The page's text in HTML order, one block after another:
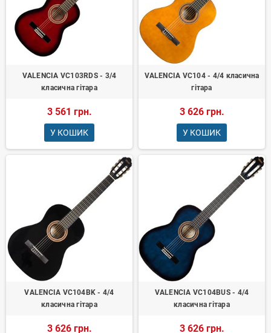
VALENCIA VC103RDS - 3/4
класична гітара
3 561 грн.
У КОШИК
VALENCIA VC104 - 4/4 класична
гітара
3 626 грн.
У КОШИК
VALENCIA VC104BK - 4/4
класична гітара
3 626 грн.
VALENCIA VC104BUS - 4/4
класична гітара
3 626 грн.